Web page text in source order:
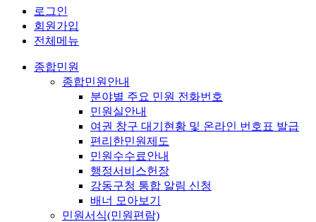
로그인
회원가입
전체메뉴
종합민원
종합민원안내
분야별 주요 민원 전화번호
민원실안내
여권 창구 대기현황 및 온라인 번호표 발급
편리한민원제도
민원수수료안내
행정서비스헌장
강동구청 통합 알림 신청
배너 모아보기
민원서식(민원편람)